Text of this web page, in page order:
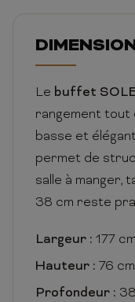
Le buffet
rangement tout
basse et
permet de
salle à manger,
38 cm reste
Largeur : 177 cm
Hauteur : 76 cm
Profondeur :